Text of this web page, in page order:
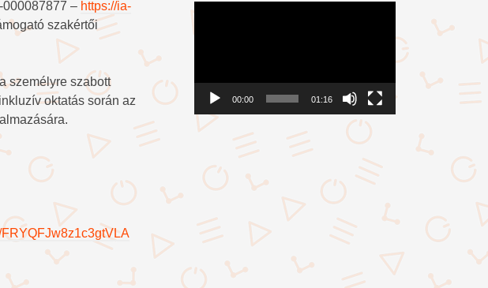
– https://ia-
szakértői
személyre szabott
oktatás során az
Videólejátszó
00:00 01:16